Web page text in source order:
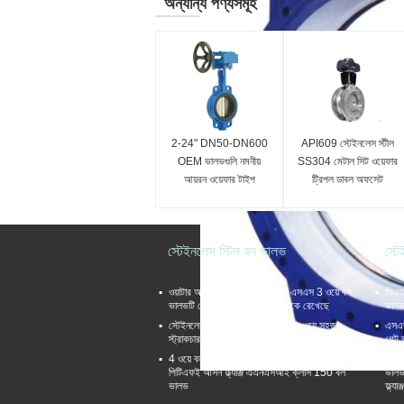
হ্যান্ড ম্যানুয়াল থ্রি ওয়ে কাস্ট আয়রন লগ
অন্যান্য পণ্যসমূহ
2-24" DN50-DN600
OEM ভালভগুলি নমনীয়
আয়রন ওয়েফার টাইপ
API609 স্টেইনলেস স্টীল
SS304 মেটাল সিট ওয়েফার
ট্রিপল ডাবল অফসেট
স্টেইনলেস স্টিল বল ভালভ
ওয়াটার অয়েল বেস গ্যাস কাস্ট স্টিল এসএস 3 ওয়ে বল
ভালভটি শেষ পোর্ট বল ভালভকে আটকে রেখেছে
স্টেইনলেস স্টিল ভাসমান বল ভালভ থ্রি ওয়ে সহজ
স্ট্রাকচার ইজি অপারেশন
4 ওয়ে বল ভালভ এসএস 316 বডি / বল / স্টেম
পিটিএফই আসন ফ্ল্যাঞ্জ এএনএসআই ক্লাস 150 বল
ভালভ
গেট